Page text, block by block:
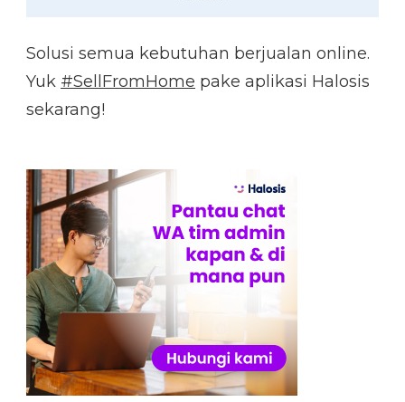
Solusi semua kebutuhan berjualan online.
Yuk #SellFromHome pake aplikasi Halosis
sekarang!